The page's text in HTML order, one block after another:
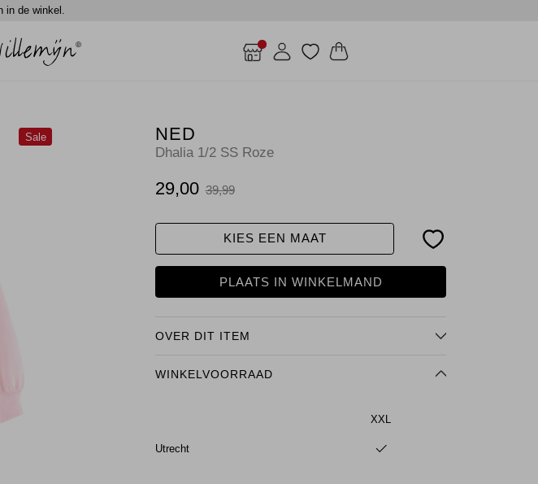
in de winkel.
Sale NED
Dhalia 1/2 SS Roze
29,00 39,99
KIES EEN MAAT
PLAATS IN WINKELMAND
OVER DIT ITEM
WINKELVOORRAAD
XXL
Utrecht